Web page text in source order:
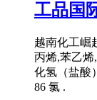
工品国
越南化工崛
丙烯,苯乙烯
化氢（盐酸
86 氯 .